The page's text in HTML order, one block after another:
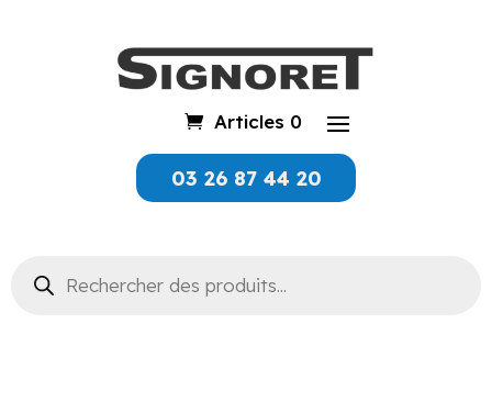
03 26 87 44 20
Articles 0
produits